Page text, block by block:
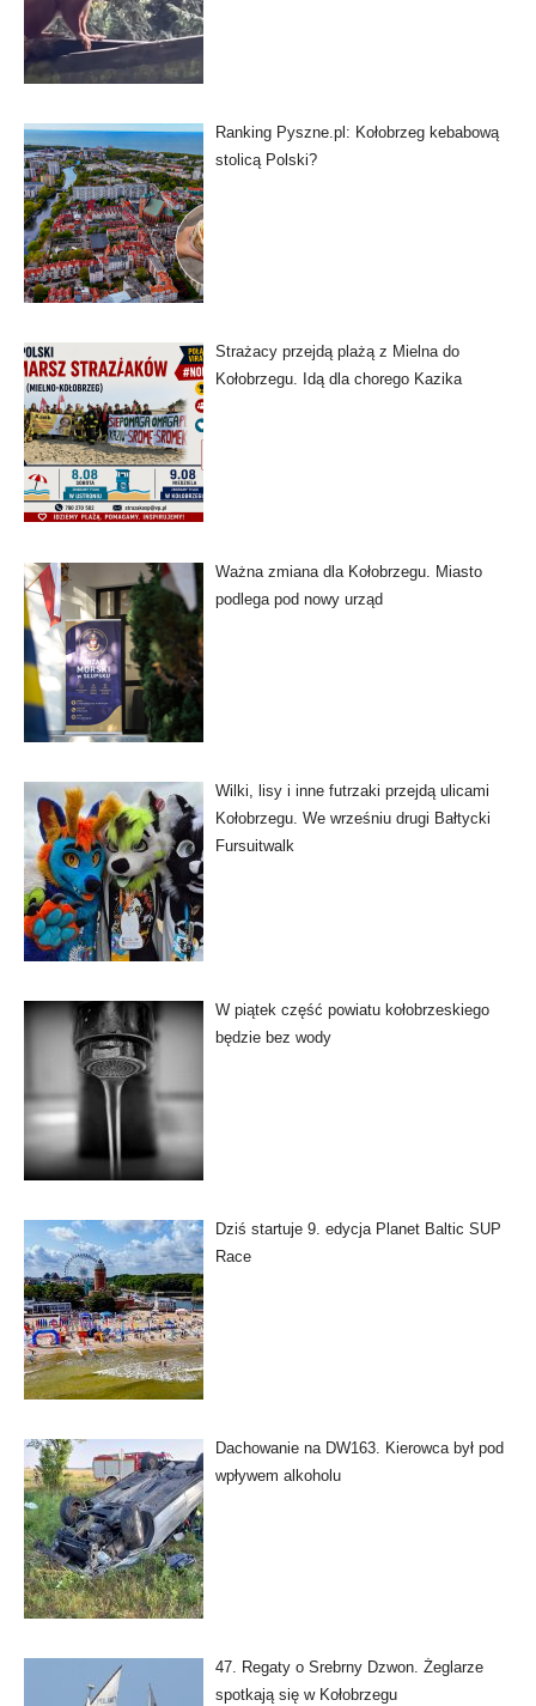
Ranking Pyszne.pl: Kołobrzeg kebabową
stolicą Polski?
Strażacy przejdą plażą z Mielna do
Kołobrzegu. Idą dla chorego Kazika
Ważna zmiana dla Kołobrzegu. Miasto
podlega pod nowy urząd
Wilki, lisy i inne futrzaki przejdą ulicami
Kołobrzegu. We wrześniu drugi Bałtycki
Fursuitwalk
W piątek część powiatu kołobrzeskiego
będzie bez wody
Dziś startuje 9. edycja Planet Baltic SUP
Race
Dachowanie na DW163. Kierowca był pod
wpływem alkoholu
47. Regaty o Srebrny Dzwon. Żeglarze
spotkają się w Kołobrzegu